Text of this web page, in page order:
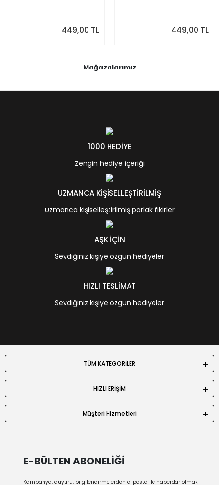
449,00 TL 449,00 TL
Mağazalarımız
1000 HEDİYE
Zengin hediye içeriği
UZMANCA KİŞİSELLEŞTİRİLMİŞ
Uzmanca kişiselleştirilmiş parlak fikirler
AŞK İÇİN
Sevdiğiniz kişiye özgün hediyeler
HIZLI TESLİMAT
Sevdiğiniz kişiye özgün hediyeler
TÜM KATEGORİLER
HIZLI ERİŞİM
Müşteri Hizmetleri
E-BÜLTEN ABONELİĞİ
Kampanya, duyuru, bilgilendirmelerden e-posta ile haberdar olmak